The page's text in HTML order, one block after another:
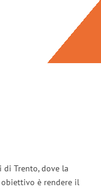
di Trento, dove la
è rendere il